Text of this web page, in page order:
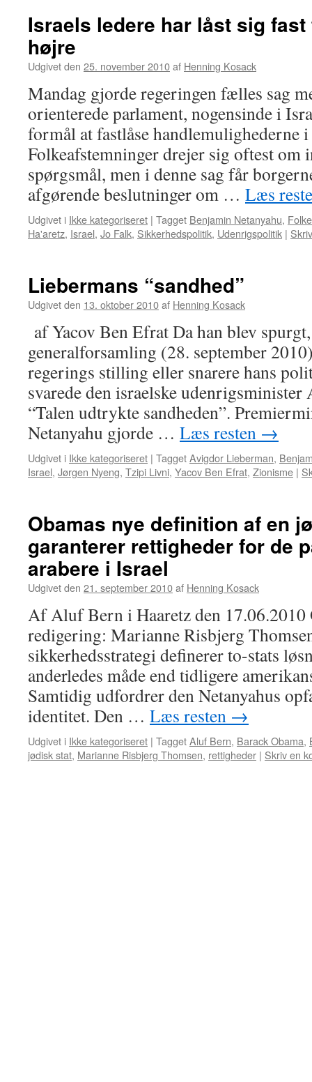
Israels ledere har låst sig
højre
Udgivet den 25. november 2010af Henning Kosack
Mandag gjorde regeringen fælles sag
orienterede parlament, nogensinde i
formål at fastlåse handlemulighederne
Folkeafstemninger drejer sig oftest om
spørgsmål, men i denne sag får
afgørende beslutninger om … Læs
Udgivet i Ikke kategoriseret | Tagget Benjamin Netanyahu,
Ha'aretz, Israel, Jo Falk, Sikkerhedspolitik, Udenrigspolitik |
Liebermans “sandhed”
Udgivet den 13. oktober 2010af Henning Kosack
af Yacov Ben Efrat Da han blev
generalforsamling (28. september
regerings stilling eller snarere hans
svarede den israelske
“Talen udtrykte sandheden”.
Netanyahu gjorde … Læs resten →
Udgivet i Ikke kategoriseret | TaggetAvigdor Lieberman,
Israel, Jørgen Nyeng, Tzipi Livni, Yacov Ben Efrat, Zionisme |
Obamas nye definition af en
garanterer rettigheder for de
arabere i Israel
Udgivet den 21. september 2010af Henning Kosack
Af Aluf Bern i Haaretz den 17.06.2010
redigering: Marianne Risbjerg
sikkerhedsstrategi definerer to-stats
anderledes måde end tidligere
Samtidig udfordrer den Netanyahus
identitet. Den … Læs resten →
Udgivet i Ikke kategoriseret | TaggetAluf Bern, Barack Obama,
jødisk stat, Marianne Risbjerg Thomsen, rettigheder | Skriv en